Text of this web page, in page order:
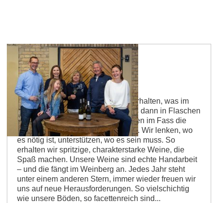
Weingut Rettig
Die Kunst im Keller ist es, das zu erhalten, was im
Weinberg geschaffen wurde, um es dann in Flaschen
zu füllen. Wir geben unseren Weinen im Fass die
Zeit, die sie brauchen, um zu reifen. Wir lenken, wo
es nötig ist, unterstützen, wo es sein muss. So
erhalten wir spritzige, charakterstarke Weine, die
Spaß machen. Unsere Weine sind echte Handarbeit
– und die fängt im Weinberg an. Jedes Jahr steht
unter einem anderen Stern, immer wieder freuen wir
uns auf neue Herausforderungen. So vielschichtig
wie unsere Böden, so facettenreich sind...